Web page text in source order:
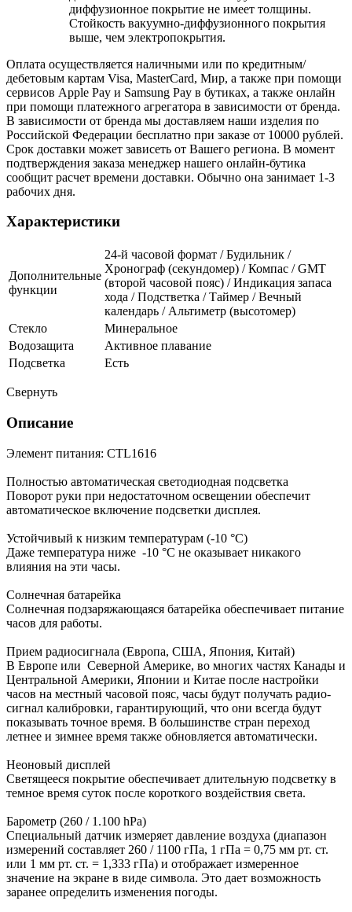
диффузионное покрытие не имеет толщины.
Стойкость вакуумно-диффузионного покрытия
выше, чем электропокрытия.
Оплата осуществляется наличными или по кредитным/
дебетовым картам Visa, MasterCard, Мир, а также при помощи
сервисов Apple Pay и Samsung Pay в бутиках, а также онлайн
при помощи платежного агрегатора в зависимости от бренда.
В зависимости от бренда мы доставляем наши изделия по
Российской Федерации бесплатно при заказе от 10000 рублей.
Срок доставки может зависеть от Вашего региона. В момент
подтверждения заказа менеджер нашего онлайн-бутика
сообщит расчет времени доставки. Обычно она занимает 1-3
рабочих дня.
Характеристики
Дополнительные
функции
24-й часовой формат / Будильник /
Хронограф (секундомер) / Компас / GMT
(второй часовой пояс) / Индикация запаса
хода / Подстветка / Таймер / Вечный
календарь / Альтиметр (высотомер)
Стекло
Минеральное
Водозащита
Активное плавание
Подсветка
Есть
Свернуть
Описание
Элемент питания: CTL1616
Полностью автоматическая светодиодная подсветка
Поворот руки при недостаточном освещении обеспечит
автоматическое включение подсветки дисплея.
Устойчивый к низким температурам (-10 °C)
Даже температура ниже -10 °C не оказывает никакого
влияния на эти часы.
Солнечная батарейка
Солнечная подзаряжающаяся батарейка обеспечивает питание
часов для работы.
Прием радиосигнала (Европа, США, Япония, Китай)
В Европе или Северной Америке, во многих частях Канады и
Центральной Америки, Японии и Китае после настройки
часов на местный часовой пояс, часы будут получать радио-
сигнал калибровки, гарантирующий, что они всегда будут
показывать точное время. В большинстве стран переход
летнее и зимнее время также обновляется автоматически.
Неоновый дисплей
Светящееся покрытие обеспечивает длительную подсветку в
темное время суток после короткого воздействия света.
Барометр (260 / 1.100 hPa)
Специальный датчик измеряет давление воздуха (диапазон
измерений составляет 260 / 1100 гПа, 1 гПа = 0,75 мм рт. ст.
или 1 мм рт. ст. = 1,333 гПа) и отображает измеренное
значение на экране в виде символа. Это дает возможность
заранее определить изменения погоды.